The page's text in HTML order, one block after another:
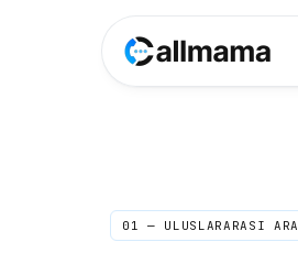
01 — ULUSLARARASI